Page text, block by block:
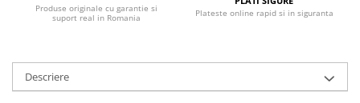
Produse originale cu garantie si
suport real in Romania
Plateste online rapid si in siguranta
Descriere